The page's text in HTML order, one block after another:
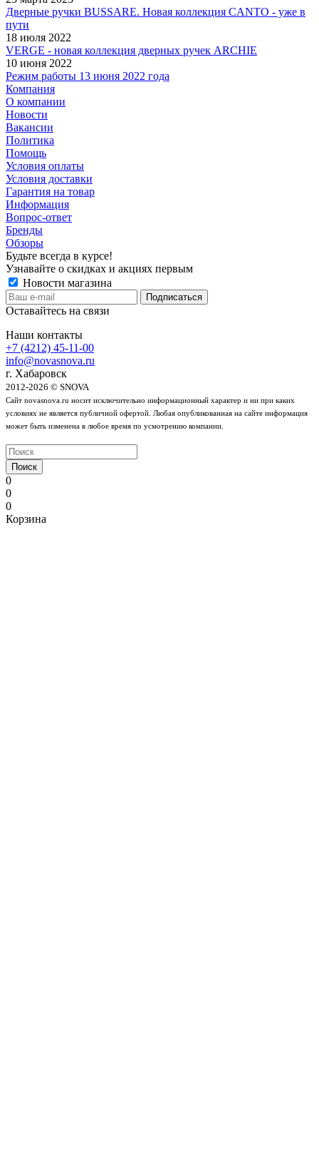
Дверные ручки BUSSARE. Новая коллекция CANTO - уже в
пути
18 июля 2022
VERGE - новая коллекция дверных ручек ARCHIE
10 июня 2022
Режим работы 13 июня 2022 года
Компания
О компании
Новости
Вакансии
Политика
Помощь
Условия оплаты
Условия доставки
Гарантия на товар
Информация
Вопрос-ответ
Бренды
Обзоры
Будьте всегда в курсе!
Узнавайте о скидках и акциях первым
Новости магазина
Оставайтесь на связи
Наши контакты
+7 (4212) 45-11-00
info@novasnova.ru
г. Хабаровск
2012-2026 © SNOVA
Сайт novasnova.ru носит исключительно информационный характер и ни при каких
условиях не является публичной офертой. Любая опубликованная на сайте информация
может быть изменена в любое время по усмотрению компании.
Поиск
0
0
0
Корзина